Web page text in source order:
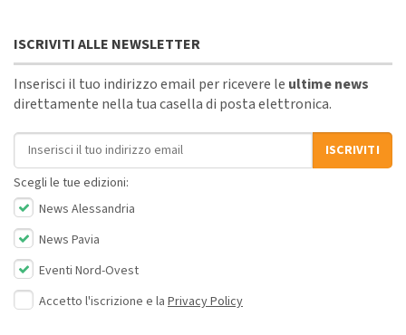
ISCRIVITI ALLE NEWSLETTER
Inserisci il tuo indirizzo email per ricevere le ultime news
direttamente nella tua casella di posta elettronica.
Indirizzo email
ISCRIVITI
Scegli le tue edizioni:
News Alessandria
News Pavia
Eventi Nord-Ovest
Accetto l'iscrizione e la Privacy Policy